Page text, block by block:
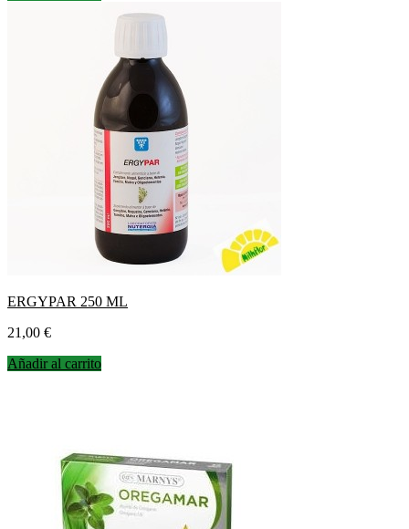
ERGYPAR 250 ML
Precio
21,00 €
Añadir al carrito